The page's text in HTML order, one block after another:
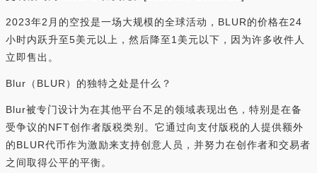
2023年2月的空投是一场大规模的全球活动，BLUR的价格在24
小时内跃升至5美元以上，然后降至1美元以下，因为许多收件人
立即售出。
Blur（BLUR）的独特之处是什么？
Blur被专门设计为在其他平台不足的领域表现出色，特别是在备
受争议的NFT创作者版税类别。它通过向支付版税的人提供额外
的BLUR代币作为激励来支持创意人员，并努力在创作者和交易者
之间取得公平的平衡。